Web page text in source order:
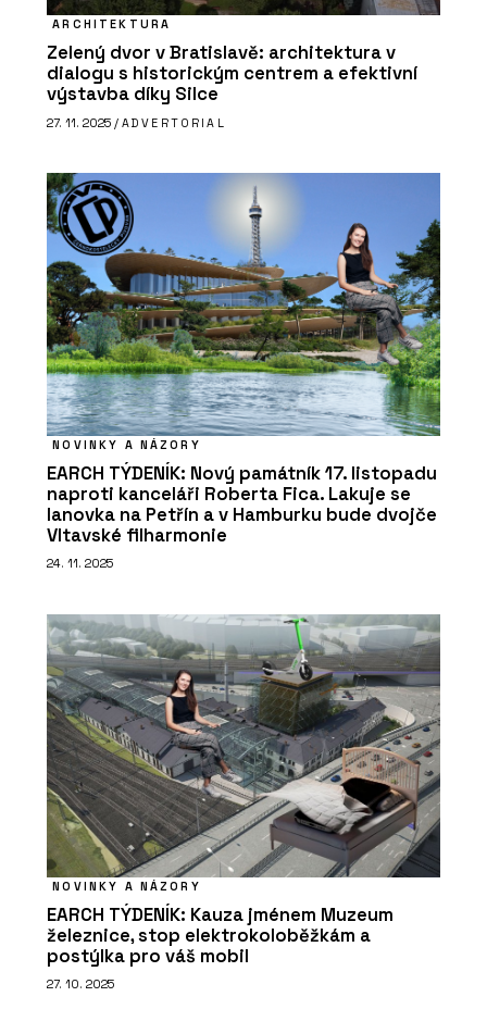
ARCHITEKTURA
Zelený dvor v Bratislavě: architektura v
dialogu s historickým centrem a efektivní
výstavba díky Silce
27. 11. 2025 / ADVERTORIAL
NOVINKY A NÁZORY
EARCH TÝDENÍK: Nový památník 17. listopadu
naproti kanceláři Roberta Fica. Lakuje se
lanovka na Petřín a v Hamburku bude dvojče
Vltavské filharmonie
24. 11. 2025
NOVINKY A NÁZORY
EARCH TÝDENÍK: Kauza jménem Muzeum
železnice, stop elektrokoloběžkám a
postýlka pro váš mobil
27. 10. 2025